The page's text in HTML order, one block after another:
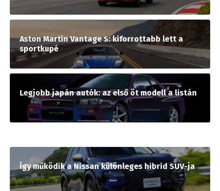
Aston Martin Vantage S: kiforrottabb lett a
sportkupé
Legjobb japán autók: az első öt modell a listán
Így működik a Nissan különleges hibrid SUV-ja